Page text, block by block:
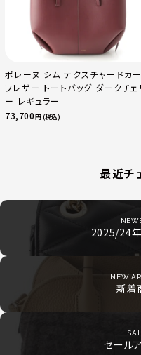
ポレーヌ シム テクスチャードカー
フレザー トートバッグ ダークチェ
ー レギュラー
73,700円 (税込)
最近チ
2025/24
NEW
新着
セール